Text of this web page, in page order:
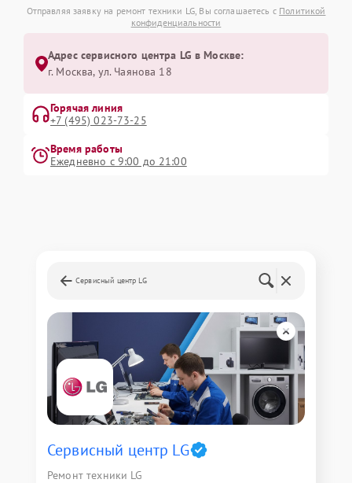
Отправляя заявку на ремонт техники LG, Вы соглашаетесь с Политикой
конфиденциальности
Адрес сервисного центра LG в Москве:
г. Москва, ул. Чаянова 18
Горячая линия
+7 (495) 023-73-25
Время работы
Ежедневно с 9:00 до 21:00
Сервисный центр LG
Сервисный центр LG
Ремонт техники LG